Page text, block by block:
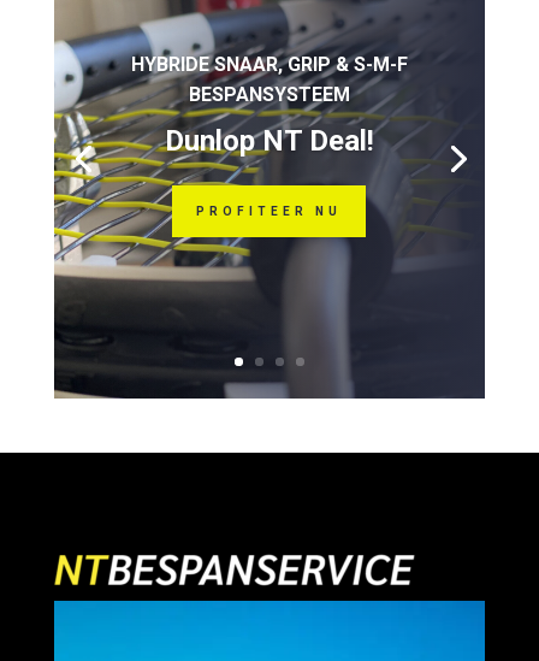
HYBRIDE SNAAR, GRIP & S-M-F
BESPANSYSTEEM
Dunlop NT Deal!
PROFITEER NU